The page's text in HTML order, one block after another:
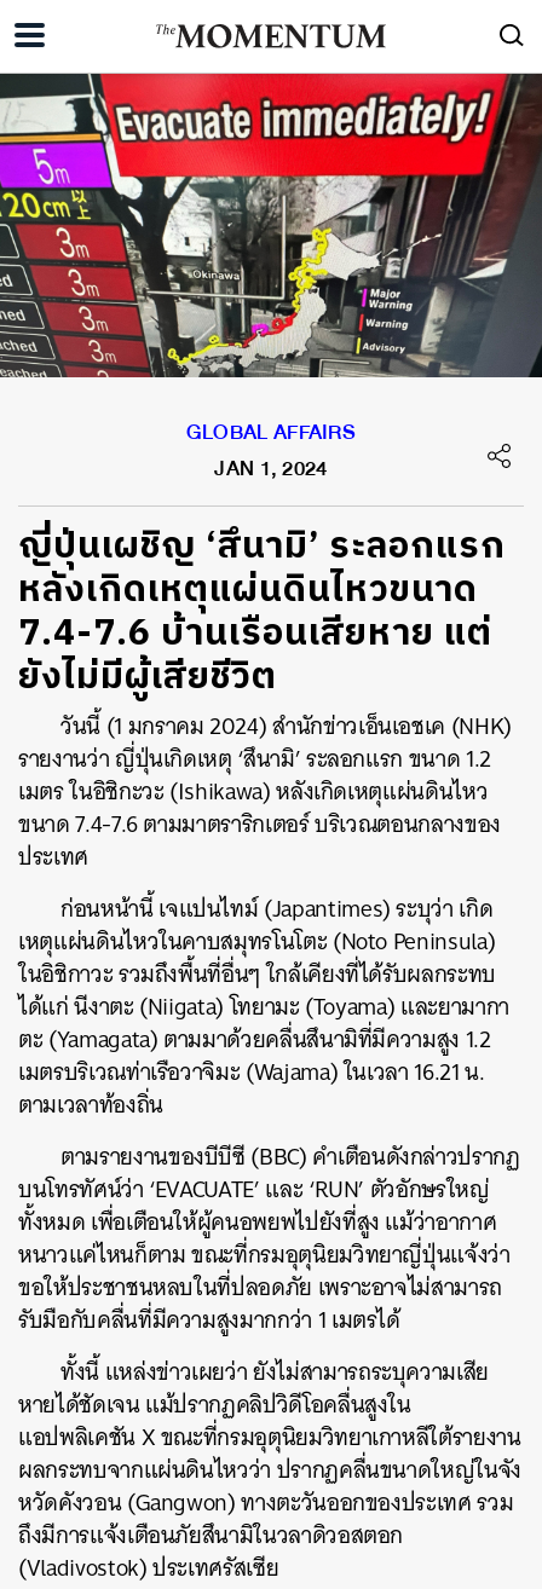
GLOBAL AFFAIRS
JAN 1, 2024
ญี่ปุ่นเผชิญ ‘สึนามิ’ ระลอกแรก
หลังเกิดเหตุแผ่นดินไหวขนาด
7.4-7.6 บ้านเรือนเสียหาย แต่
ยังไม่มีผู้เสียชีวิต
วันนี้ (1 มกราคม 2024) สำนักข่าวเอ็นเอชเค (NHK)
รายงานว่า ญี่ปุ่นเกิดเหตุ ‘สึนามิ’ ระลอกแรก ขนาด 1.2
เมตร ในอิชิกะวะ (Ishikawa) หลังเกิดเหตุแผ่นดินไหว
ขนาด 7.4-7.6 ตามมาตราริกเตอร์ บริเวณตอนกลางของ
ประเทศ
ก่อนหน้านี้ เจแปนไทม์ (Japantimes) ระบุว่า เกิด
เหตุแผ่นดินไหวในคาบสมุทรโนโตะ (Noto Peninsula)
ในอิชิกาวะ รวมถึงพื้นที่อื่นๆ ใกล้เคียงที่ได้รับผลกระทบ
ได้แก่ นีงาตะ (Niigata) โทยามะ (Toyama) และยามากา
ตะ (Yamagata) ตามมาด้วยคลื่นสึนามิที่มีความสูง 1.2
เมตรบริเวณท่าเรือวาจิมะ (Wajama) ในเวลา 16.21 น.
ตามเวลาท้องถิ่น
ตามรายงานของบีบีซี (BBC) คำเตือนดังกล่าวปรากฏ
บนโทรทัศน์ว่า ‘EVACUATE’ และ ‘RUN’ ตัวอักษรใหญ่
ทั้งหมด เพื่อเตือนให้ผู้คนอพยพไปยังที่สูง แม้ว่าอากาศ
หนาวแค่ไหนก็ตาม ขณะที่กรมอุตุนิยมวิทยาญี่ปุ่นแจ้งว่า
ขอให้ประชาชนหลบในที่ปลอดภัย เพราะอาจไม่สามารถ
รับมือกับคลื่นที่มีความสูงมากกว่า 1 เมตรได้
ทั้งนี้ แหล่งข่าวเผยว่า ยังไม่สามารถระบุความเสีย
หายได้ชัดเจน แม้ปรากฏคลิปวิดีโอคลื่นสูงใน
แอปพลิเคชัน X ขณะที่กรมอุตุนิยมวิทยาเกาหลีใต้รายงาน
ผลกระทบจากแผ่นดินไหวว่า ปรากฏคลื่นขนาดใหญ่ในจัง
หวัดคังวอน (Gangwon) ทางตะวันออกของประเทศ รวม
ถึงมีการแจ้งเตือนภัยสึนามิในวลาดิวอสตอก
(Vladivostok) ประเทศรัสเซีย
ค้นหา
SHARE TWEET LINE EMAIL